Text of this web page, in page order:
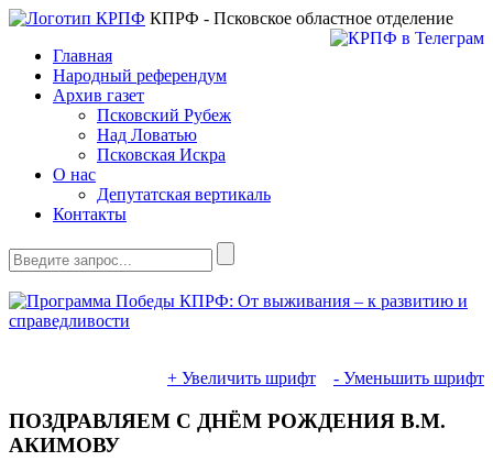
КПРФ - Псковское областное отделение
Главная
Народный референдум
Архив газет
Псковский Рубеж
Над Ловатью
Псковская Искра
О нас
Депутатская вертикаль
Контакты
+ Увеличить шрифт - Уменьшить шрифт
ПОЗДРАВЛЯЕМ С ДНЁМ РОЖДЕНИЯ В.М.
АКИМОВУ